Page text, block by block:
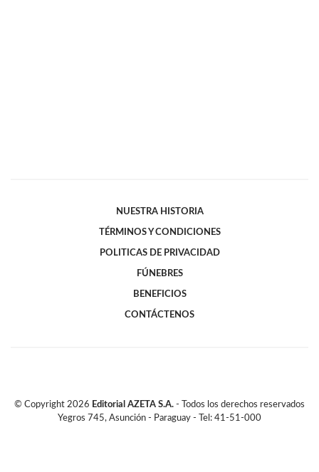
NUESTRA HISTORIA
TÉRMINOS Y CONDICIONES
POLITICAS DE PRIVACIDAD
FÚNEBRES
BENEFICIOS
CONTÁCTENOS
© Copyright 2026 Editorial AZETA S.A. - Todos los derechos reservados
Yegros 745, Asunción - Paraguay - Tel: 41-51-000